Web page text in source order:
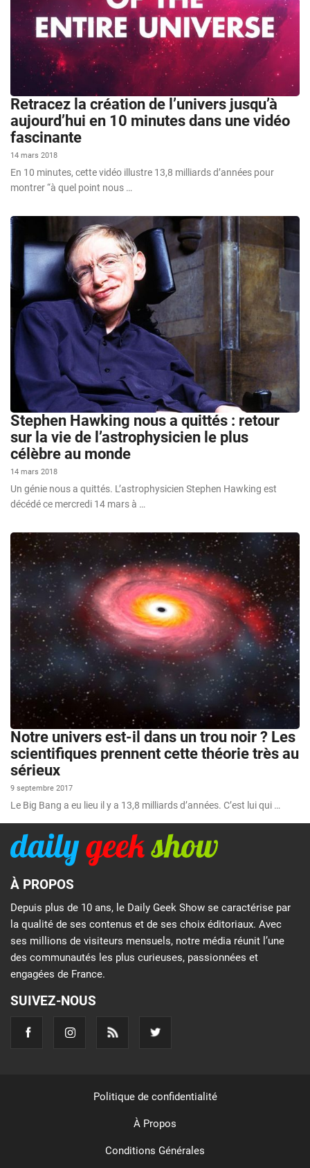
Retracez la création de l’univers jusqu’à
aujourd’hui en 10 minutes dans une vidéo
fascinante
14 mars 2018
En 10 minutes, cette vidéo illustre 13,8 milliards d’années pour
montrer “à quel point nous …
Stephen Hawking nous a quittés : retour
sur la vie de l’astrophysicien le plus
célèbre au monde
14 mars 2018
Un génie nous a quittés. L’astrophysicien Stephen Hawking est
décédé ce mercredi 14 mars à …
Notre univers est-il dans un trou noir ? Les
scientifiques prennent cette théorie très au
sérieux
9 septembre 2017
Le Big Bang a eu lieu il y a 13,8 milliards d’années. C’est lui qui …
À PROPOS
Depuis plus de 10 ans, le Daily Geek Show se caractérise par
la qualité de ses contenus et de ses choix éditoriaux. Avec
ses millions de visiteurs mensuels, notre média réunit l’une
des communautés les plus curieuses, passionnées et
engagées de France.
SUIVEZ-NOUS
Politique de confidentialité
À Propos
Conditions Générales